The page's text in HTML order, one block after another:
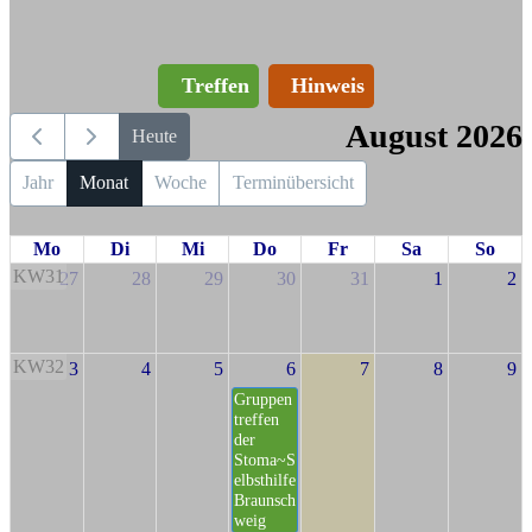
Treffen Hinweis
Heute August 2026
Jahr Monat Woche Terminübersicht
Mo Di Mi Do Fr Sa
So
KW3127 28 29 30 31 1 2
KW32 3 4 5 6
Gruppen
treffen
der
Stoma~S
elbsthilfe
Braunsch
weig
7 8 9